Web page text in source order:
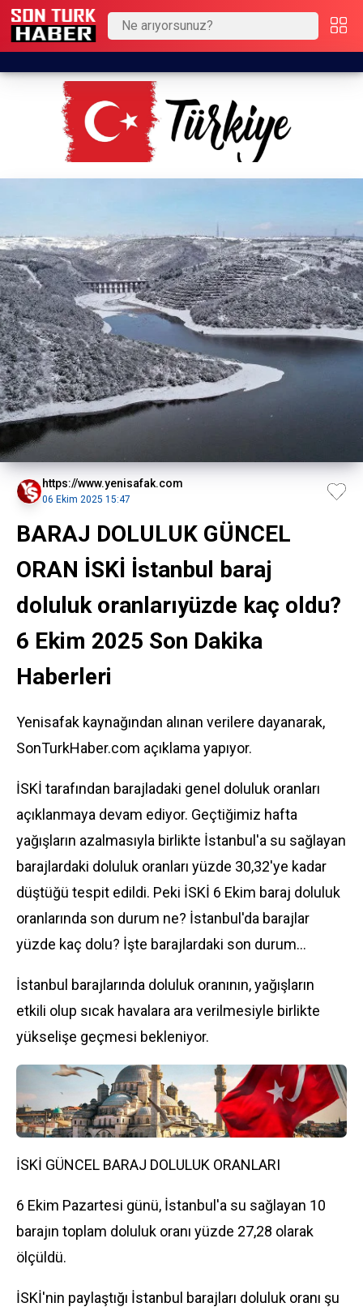
https://www.yenisafak.com
06 Ekim 2025 15:47
BARAJ DOLULUK GÜNCEL
ORAN İSKİ İstanbul baraj
doluluk oranlarıyüzde kaç oldu?
6 Ekim 2025 Son Dakika
Haberleri
Yenisafak kaynağından alınan verilere dayanarak,
SonTurkHaber.com açıklama yapıyor.
İSKİ tarafından barajladaki genel doluluk oranları
açıklanmaya devam ediyor. Geçtiğimiz hafta
yağışların azalmasıyla birlikte İstanbul'a su sağlayan
barajlardaki doluluk oranları yüzde 30,32'ye kadar
düştüğü tespit edildi. Peki İSKİ 6 Ekim baraj doluluk
oranlarında son durum ne? İstanbul'da barajlar
yüzde kaç dolu? İşte barajlardaki son durum...
İstanbul barajlarında doluluk oranının, yağışların
etkili olup sıcak havalara ara verilmesiyle birlikte
yükselişe geçmesi bekleniyor.
İSKİ GÜNCEL BARAJ DOLULUK ORANLARI
6 Ekim Pazartesi günü, İstanbul'a su sağlayan 10
barajın toplam doluluk oranı yüzde 27,28 olarak
ölçüldü.
İSKİ'nin paylaştığı İstanbul barajları doluluk oranı şu